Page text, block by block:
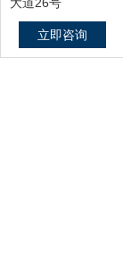
立即咨询